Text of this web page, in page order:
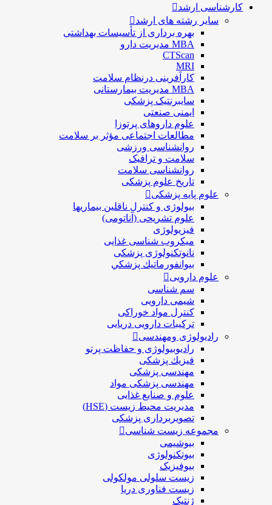
کارشناسی ارشد
سایر رشته های ارشد
بهره برداری از تأسیسات بهداشتی
MBA مدیریت دارو
CTScan
MRI
کارآفرینی درنظام سلامت
MBA مدیریت بیمارستانی
سایبرنتیک پزشکی
ایمنی صنعتی
علوم داروهای پرتوزا
مطالعات اجتماعی مؤثر بر سلامت
روانشناسی ورزشی
سلامت و ترافیک
روانشناسی سلامت
تاریخ علوم پزشکی
علوم پایه پزشکی
بیولوژی و کنترل ناقلین بیماریها
علوم تشریحی (آناتومی)
فیزیولوژی
ميكروب شناسی غذایی
نانوتکنولوژی پزشکی
بيوانفورماتيك پزشكي
علوم دارویی
سم شناسی
شیمی دارویی
کنترل مواد خوراکی
ترکیبات دارویی دریایی
رادیولوژی ومهندسی
رادیوبیولوژی و حفاظت پرتو
فيزيك پزشکی
مهندسی پزشکی
مهندسی پزشکی مواد
علوم و صنايع غذایی
مدیریت محیط زیست (HSE)
تصویربرداری پزشکی
مجموعه زیست شناسی
بیوشیمی
بیوتکنولوژی
بیوفیزیک
زیست سلولی مولکولی
زیست فناوری دریا
ژنتیک